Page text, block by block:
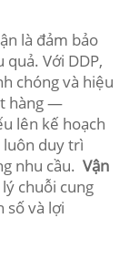
là đảm bảo
Với DDP,
chóng và hiệu
hàng —
lên kế hoạch
luôn duy trì
nhu cầu. Vận
chuỗi cung
số và lợi